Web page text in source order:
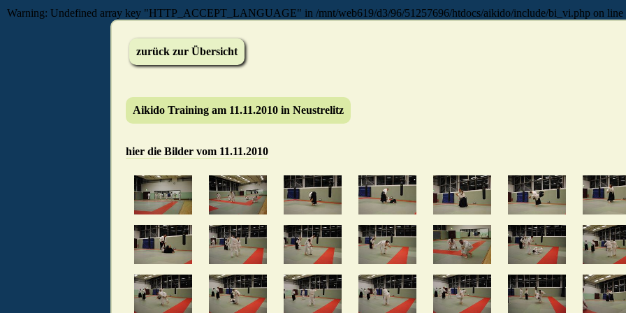
Warning: Undefined array key "HTTP_ACCEPT_LANGUAGE" in /mnt/web619/d3/96/51257696/htdocs/aikido/include/bi_vi.php on line
zurück zur Übersicht
Ai­ki­do Trai­ning am 11.11.2010 in Neu­stre­litz
hier die Bilder vom 11.11.2010